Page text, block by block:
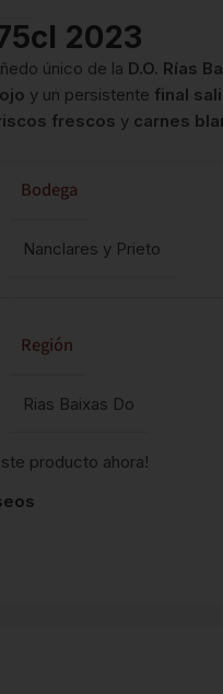
2023
único de la D.O. Rías
y un persistente final
frescos y carnes
Bodega
Nanclares y Prieto
Región
Rias Baixas Do
producto ahora!